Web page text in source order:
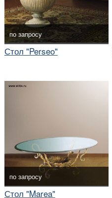
по запросу
Стол "Perseo"
по запросу
Стол "Marea"